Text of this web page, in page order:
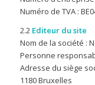
Numéro de TVA :
2.2 Editeur du site
Nom de la société :
Personne
Adresse du siège
1180 Bruxelles